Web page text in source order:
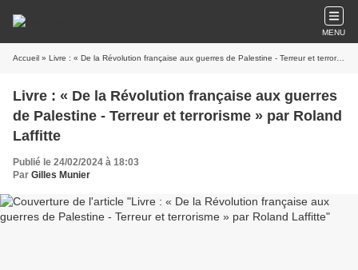
MENU
Accueil » Livre : « De la Révolution française aux guerres de Palestine - Terreur et terrorisme » par Roland Laffitte
Livre : « De la Révolution française aux guerres
de Palestine - Terreur et terrorisme » par Roland
Laffitte
Publié le 24/02/2024 à 18:03
Par Gilles Munier